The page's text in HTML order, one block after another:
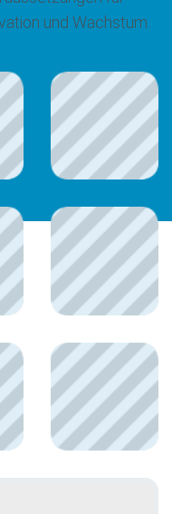
und Wachstum.